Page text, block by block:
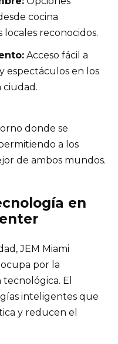
cocina
reconocidos.
Acceso fácil a
espectáculos en los
ciudad.
donde se
a los
de ambos mundos.
en
JEM Miami
por la
El
inteligentes que
y reducen el